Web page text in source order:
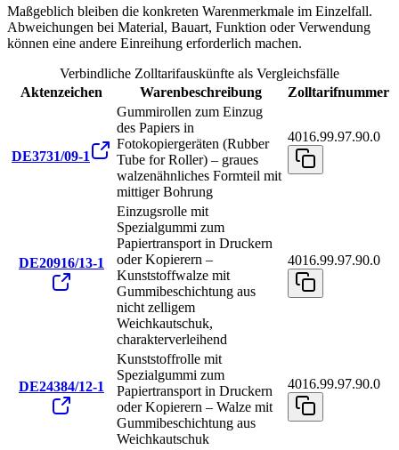
Maßgeblich bleiben die konkreten Warenmerkmale im Einzelfall.
Abweichungen bei Material, Bauart, Funktion oder Verwendung
können eine andere Einreihung erforderlich machen.
Verbindliche Zolltarifauskünfte als Vergleichsfälle
Aktenzeichen
Warenbeschreibung Zolltarifnummer
DE3731/09-1
Gummirollen zum Einzug
des Papiers in
Fotokopiergeräten (Rubber
Tube for Roller) – graues
walzenähnliches Formteil mit
mittiger Bohrung
4016.99.97.90.0
DE20916/13-1
Einzugsrolle mit
Spezialgummi zum
Papiertransport in Druckern
oder Kopierern –
Kunststoffwalze mit
Gummibeschichtung aus
nicht zelligem
Weichkautschuk,
charakterverleihend
4016.99.97.90.0
DE24384/12-1
Kunststoffrolle mit
Spezialgummi zum
Papiertransport in Druckern
oder Kopierern – Walze mit
Gummibeschichtung aus
Weichkautschuk
4016.99.97.90.0